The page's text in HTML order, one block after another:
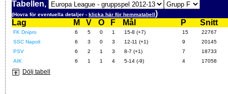
Tabellen,
(Hovra för eventuella detaljer - klicka här för hemmatabell )
Lag
M V O F Mål P Snitt
FK Dnipro 6 5 0 1 15-8 (+7) 15
22767
SSC Napoli
6 3 0 3 12-11 (+1) 9
20145
PSV
6 2 1 3 8-7 (+1) 7
18733
AIK
6 1 1 4 5-14 (-9) 4 17058
Dölj tabell